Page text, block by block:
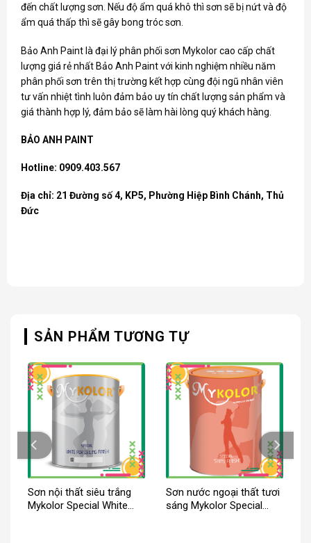
đến chất lượng sơn. Nếu độ ẩm quá khô thì sơn sẽ bị nứt và độ
ẩm quá thấp thì sẽ gây bong tróc sơn.
Bảo Anh Paint là đại lý phân phối sơn Mykolorcao cấp chất
lượng giá rẻ nhất Bảo Anh Paint với kinh nghiệm nhiều năm
phân phối sơn trên thị trường kết hợp cùng đội ngũ nhân viên
tư vấn nhiệt tình luôn đảm bảo uy tín chất lượng sản phẩm và
giá thành hợp lý, đảm bảo sẽ làm hài lòng quý khách hàng.
BẢO ANH PAINT
Hotline: 0909.403.567
Địa chỉ: 21 Đường số 4, KP5, Phường Hiệp Bình Chánh, Thủ
Đức
SẢN PHẨM TƯƠNG TỰ
Sơn nội thất siêu trắng
Mykolor Special White
Sơn nước ngoại thất tươi
sáng Mykolor Special